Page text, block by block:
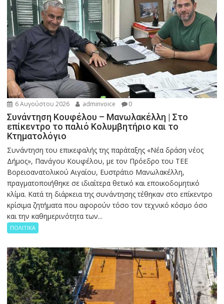
6 Αυγούστου 2026 adminvoice 0
Συνάντηση Κουφέλου – Μανωλακέλλη | Στο
επίκεντρο το παλιό Κολυμβητήριο και το
Κτηματολόγιο
Συνάντηση του επικεφαλής της παράταξης «Νέα δράση νέος
Δήμος», Πανάγου Κουφέλου, με τον Πρόεδρο του ΤΕΕ
Βορειοανατολικού Αιγαίου, Ευστράτιο Μανωλακέλλη,
πραγματοποιήθηκε σε ιδιαίτερα θετικό και εποικοδομητικό
κλίμα. Κατά τη διάρκεια της συνάντησης τέθηκαν στο επίκεντρο
κρίσιμα ζητήματα που αφορούν τόσο τον τεχνικό κόσμο όσο
και την καθημερινότητα των...
ΠΟΛΙΤΙΚΑ